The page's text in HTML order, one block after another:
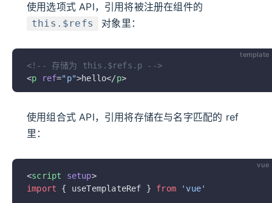
使用选项式 API，引用将被注册在组件的
this.$refs 对象里：
template
<!-- 存储为 this.$refs.p -->
<p ref="p">hello</p>
使用组合式 API，引用将存储在与名字匹配的 ref
里：
vue
<script setup>
import { useTemplateRef } from 'vue'